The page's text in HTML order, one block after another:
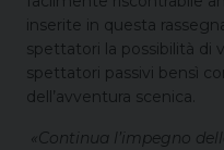
inserite in questa
spettatori la possibilità di
spettatori passivi bensì
dell’avventura scenica.
«Continua l’impegno